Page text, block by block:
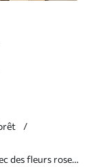
des fleurs rose